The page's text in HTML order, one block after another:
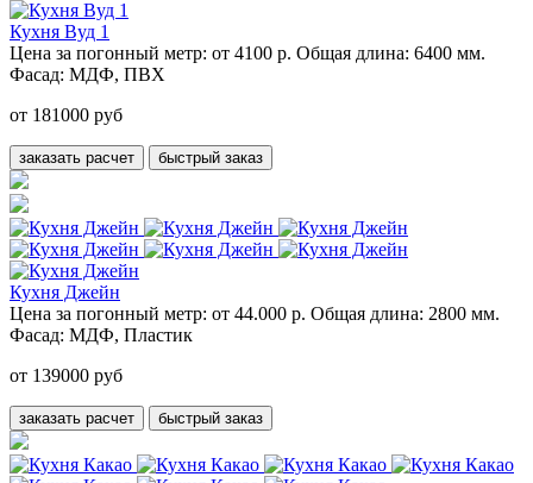
Кухня Вуд 1
Цена за погонный метр: от 4100 р. Общая длина: 6400 мм.
Фасад: МДФ, ПВХ
от 181000 руб
заказать расчет быстрый заказ
Кухня Джейн
Цена за погонный метр: от 44.000 р. Общая длина: 2800 мм.
Фасад: МДФ, Пластик
от 139000 руб
заказать расчет быстрый заказ